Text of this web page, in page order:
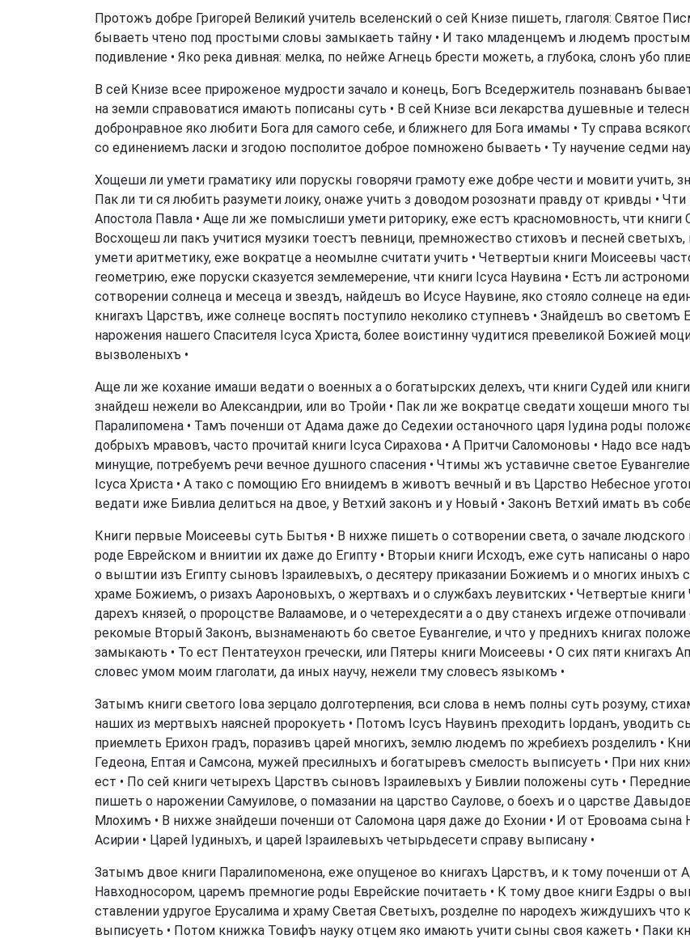
Протожъ добре Григорей Великий учитель вселенский о сей Книзе пишеть, глаголя: Святое
бываеть чтено под простыми словы замыкаеть тайну • И тако младенцемъ и людемъ
подивление • Яко река дивная: мелка, по нейже Агнець брести можеть, а глубока, слонъ убо
В сей Книзе всее прироженое мудрости зачало и конець, Богъ Вседержитель познаванъ
на земли справоватися имають пописаны суть • В сей Книзе вси лекарства душевные и
добронравное яко любити Бога для самого себе, и ближнего для Бога имамы • Ту справа
со единениемъ ласки и згодою посполитое доброе помножено бываеть • Ту научение седми
Хощеши ли умети граматику или порускы говорячи грамоту еже добре чести и мовити учить,
Пак ли ти ся любить разумети лоику, онаже учить з доводом розознати правду от кривды • Чти
Апостола Павла • Аще ли же помыслиши умети риторику, еже естъ красномовность, чти книги
Восхощеш ли пакъ учитися музики тоестъ певници, премножество стиховъ и песней
умети аритметику, еже вократце а неомылне считати учить • Четвертыи книги Моисеевы
геометрию, еже поруски сказуется землемерение, чти книги Ісуса Наувина • Естъ ли
сотворении солнеца и месеца и звездъ, найдешъ во Исусе Наувине, яко стояло солнеце на
книгахъ Царствъ, иже солнеце воспять поступило неколико ступневъ • Знайдешъ во светомъ
нарожения нашего Спасителя Ісуса Христа, более воистинну чудитися превеликой Божией
вызволеныхъ •
Аще ли же кохание имаши ведати о военных а о богатырских делехъ, чти книги Судей или
знайдеш нежели во Александрии, или во Тройи • Пак ли же вократце сведати хощеши много
Паралипомена • Тамъ поченши от Адама даже до Седехии останочного царя Іудина роды
добрыхъ мравовъ, часто прочитай книги Ісуса Сирахова • А Притчи Саломоновы • Надо все
минущие, потребуемъ речи вечное душного спасения • Чтимы жъ уставичне светое
Ісуса Христа • А тако с помощию Его вниидемъ в животъ вечный и въ Царство Небесное
ведати иже Бивлиа делиться на двое, у Ветхий законъ и у Новый • Законъ Ветхий имать въ
Книги первые Моисеевы суть Бытья • В нихже пишеть о сотворении света, о зачале людского
роде Еврейском и вниитии их даже до Египту • Вторыи книги Исходъ, еже суть написаны о
о выштии изъ Египту сыновъ Ізраилевыхъ, о десятеру приказании Божиемъ и о многих иныхъ
храме Божиемъ, о ризахъ Аароновыхъ, о жертвахъ и о службахъ леувитских • Четвертые
дарехъ князей, о пророцстве Валаамове, и о четерехдесяти а о дву станехъ игдеже
рекомые Вторый Законъ, вызнаменають бо светое Еувангелие, и что у преднихъ книгах
замыкають • То ест Пентатеухон гречески, или Пятеры книги Моисеевы • О сих пяти книгахъ
словес умом моим глаголати, да иных научу, нежели тму словесъ языкомъ •
Затымъ книги светого Іова зерцало долготерпения, вси слова в немъ полны суть розуму,
наших из мертвыхъ наясней пророкуеть • Потомъ Ісусъ Наувинъ преходить Іорданъ,
приемлеть Ерихон градъ, поразивъ царей многихъ, землю людемъ по жребиехъ розделилъ •
Гедеона, Ептая и Самсона, мужей пресилныхъ и богатыревъ смелость выписуеть • При них
ест • По сей книги четырехъ Царствъ сыновъ Ізраилевыхъ у Бивлии положены суть •
пишеть о нарожении Самуилове, о помазании на царство Саулове, о боехъ и о царстве
Млохимъ • В нихже знайдеши поченши от Саломона царя даже до Ехонии • И от Еровоама
Асирии • Царей Іудиныхъ, и царей Ізраилевыхъ четырьдесети справу выписану •
Затымъ двое книги Паралипоменона, еже опущеное во книгахъ Царствъ, и к тому поченши от
Навходносором, царемъ премногие роды Еврейские почитаеть • К тому двое книги Ездры о
ставлении удругое Ерусалима и храму Светая Светыхъ, розделне по народехъ жиждушихъ
выписуеть • Потом книжка Товифъ науку отцем яко имають учити сыны своя кажеть • Паки